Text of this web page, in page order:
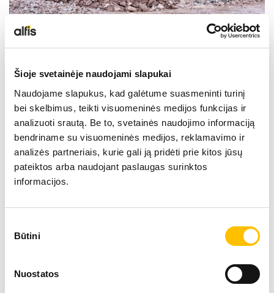
Šioje svetainėje naudojami slapukai
Naudojame slapukus, kad galėtume suasmeninti turinį
bei skelbimus, teikti visuomeninės medijos funkcijas ir
analizuoti srautą. Be to, svetainės naudojimo informaciją
bendriname su visuomeninės medijos, reklamavimo ir
analizės partneriais, kurie gali ją pridėti prie kitos jūsų
pateiktos arba naudojant paslaugas surinktos
informacijos.
pasirinkimas
Būtini
Nuostatos
Darbinis svoris